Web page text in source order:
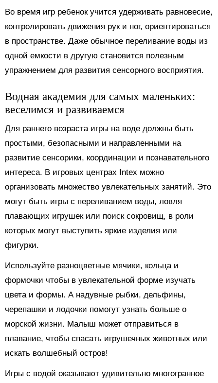
Во время игр ребенок учится удерживать равновесие,
контролировать движения рук и ног, ориентироваться
в пространстве. Даже обычное переливание воды из
одной емкости в другую становится полезным
упражнением для развития сенсорного восприятия.
Водная академия для самых маленьких:
веселимся и развиваемся
Для раннего возраста игры на воде должны быть
простыми, безопасными и направленными на
развитие сенсорики, координации и познавательного
интереса. В игровых центрах Intex можно
организовать множество увлекательных занятий. Это
могут быть игры с переливанием воды, ловля
плавающих игрушек или поиск сокровищ, в роли
которых могут выступить яркие изделия или
фигурки.
Используйте разноцветные мячики, кольца и
формочки чтобы в увлекательной форме изучать
цвета и формы. А надувные рыбки, дельфины,
черепашки и лодочки помогут узнать больше о
морской жизни. Малыш может отправиться в
плавание, чтобы спасать игрушечных животных или
искать волшебный остров!
Игры с водой оказывают удивительно многогранное